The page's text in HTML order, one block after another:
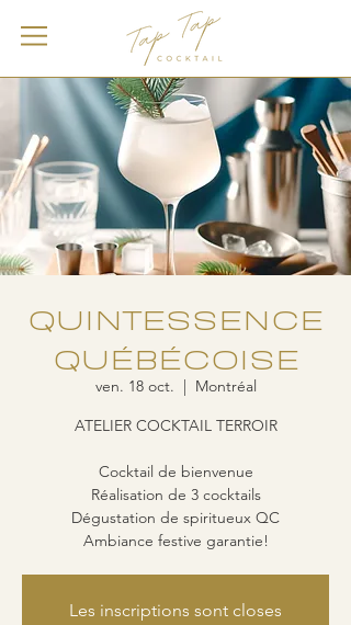
QUINTESSENCE
QUÉBÉCOISE
ven. 18 oct.
  |
Montréal
ATELIER COCKTAIL TERROIR
Cocktail de bienvenue
Réalisation de 3 cocktails
Dégustation de spiritueux QC
Ambiance festive garantie!
Les inscriptions sont closes